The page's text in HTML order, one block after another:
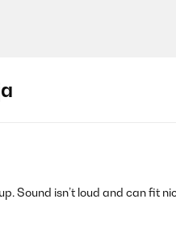
Sound isn’t loud and can fit